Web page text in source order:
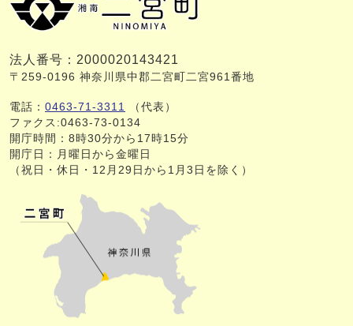
法人番号：2000020143421
〒259-0196 神奈川県中郡二宮町二宮961番地
電話： 0463-71-3311
（代表）
ファクス:0463-73-0134
開庁時間：8時30分から17時15分
開庁日：月曜日から金曜日
（祝日・休日・12月29日から1月3日を除く）